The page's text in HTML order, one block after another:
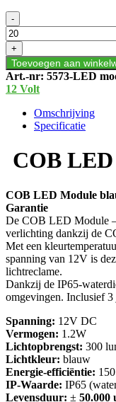
COB
LED
Module
Blauw
12V
aantal
-
+
Toevoegen aan
Art.-nr: 5573-LED
12 Volt
Omschrijving
Specificatie
COB
COB LED Module
Garantie
De COB LED Module
verlichting dankzij de
Met een
spanning van 12V is
lichtreclame.
Dankzij de IP65-
omgevingen. Inclusief 3
Spanning: 12V DC
Vermogen: 1.2W
Lichtopbrengst: 300
Lichtkleur: blauw
Energie-efficiëntie:
IP-Waarde: IP65
Levensduur: ± 50.000